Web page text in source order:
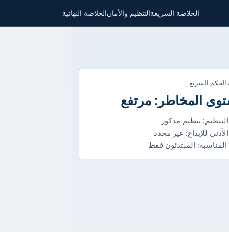
الخلاصة السريعةالتنظيم والأمانالخلاصة النهائية
الحكم السريع
المخاطر: مرتفع
تنظيم مذكور
للإيداع: غير محدد
المناسبة: المبتدئون فقط